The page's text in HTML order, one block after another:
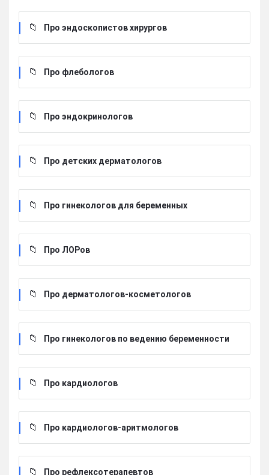
Про эндоскопистов хирургов
Про флебологов
Про эндокринологов
Про детских дерматологов
Про гинекологов для беременных
Про ЛОРов
Про дерматологов-косметологов
Про гинекологов по ведению беременности
Про кардиологов
Про кардиологов-аритмологов
Про рефлексотерапевтов